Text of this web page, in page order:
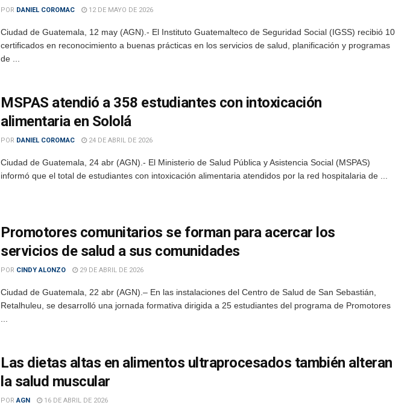
POR DANIEL COROMAC 12 DE MAYO DE 2026
Ciudad de Guatemala, 12 may (AGN).- El Instituto Guatemalteco de Seguridad Social (IGSS) recibió 10
certificados en reconocimiento a buenas prácticas en los servicios de salud, planificación y programas
de ...
MSPAS atendió a 358 estudiantes con intoxicación
alimentaria en Sololá
POR DANIEL COROMAC 24 DE ABRIL DE 2026
Ciudad de Guatemala, 24 abr (AGN).- El Ministerio de Salud Pública y Asistencia Social (MSPAS)
informó que el total de estudiantes con intoxicación alimentaria atendidos por la red hospitalaria de ...
Promotores comunitarios se forman para acercar los
servicios de salud a sus comunidades
POR CINDY ALONZO 29 DE ABRIL DE 2026
Ciudad de Guatemala, 22 abr (AGN).– En las instalaciones del Centro de Salud de San Sebastián,
Retalhuleu, se desarrolló una jornada formativa dirigida a 25 estudiantes del programa de Promotores
...
Las dietas altas en alimentos ultraprocesados también alteran
la salud muscular
POR AGN 16 DE ABRIL DE 2026